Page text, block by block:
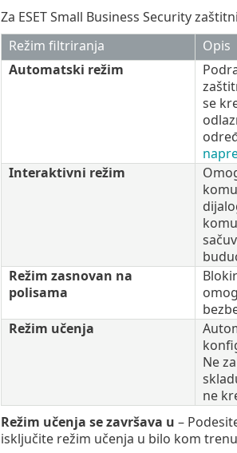
Za ESET Small Business Security
Režim filtriranja
Opis
Automatski režim
se
Interaktivni režim
Režim zasnovan na
polisama
Režim učenja
Ne
ne
Režim učenja se završava u –
isključite režim učenja u bilo kom